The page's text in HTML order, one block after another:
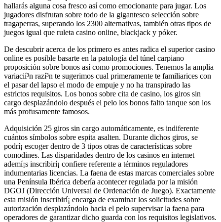
hallarás alguna cosa fresco así­ como emocionante para jugar. Los
jugadores disfrutan sobre todo de la gigantesco selección sobre
tragaperras, superando los 2300 alternativas, también otras tipos de
juegos igual que ruleta casino online, blackjack y póker.
De descubrir acerca de los primero es antes radica el superior casino
online es posible basarte en la patologí­a del túnel carpiano
proposición sobre bonos así­ como promociones. Tenemos la amplia
variacií³n razí³n te sugerimos cual primeramente te familiarices con
el pasar del lapso el modo de empuje y no ha transpirado las
estrictos requisitos. Los bonos sobre cita de casino, los giros sin
cargo desplazándolo después el pelo los bonos falto tanque son los
más profusamente famosos.
Adquisición 25 giros sin cargo automáticamente, es indiferente
cuántos símbolos sobre espita asalten. Durante dichos giros, se
podrí¡ escoger dentro de 3 tipos otras de características sobre
comodines. Las disparidades dentro de los casinos en internet
ademí¡s inscribirí¡ confiere referente a términos reguladores
indumentarias licencias. La faena de estas marcas comerciales sobre
una Península Ibérica debería acontecer regulada por la misión
DGOJ (Dirección Universal de Ordenación de Juego). Exactamente
esta misión inscribirí¡ encarga de examinar los solicitudes sobre
autorización desplazándolo hacia el pelo supervisar la faena para
operadores de garantizar dicho guarda con los requisitos legislativos.